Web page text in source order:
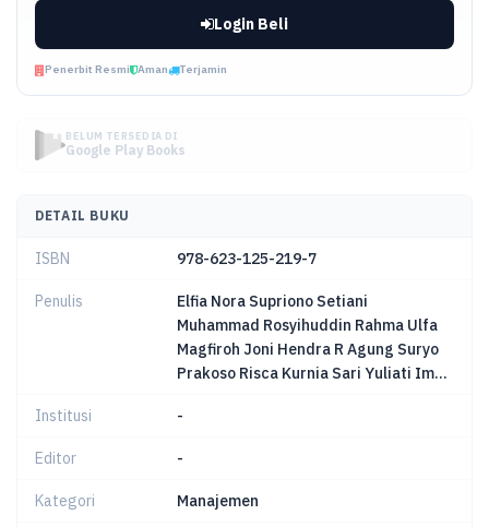
Login Beli
Penerbit Resmi Aman Terjamin
BELUM TERSEDIA DI
Google Play Books
DETAIL BUKU
ISBN 978-623-125-219-7
Penulis
Elfia Nora Supriono Setiani
Muhammad Rosyihuddin Rahma Ulfa
Magfiroh Joni Hendra R Agung Suryo
Prakoso Risca Kurnia Sari Yuliati Im...
Institusi -
Editor -
Kategori Manajemen